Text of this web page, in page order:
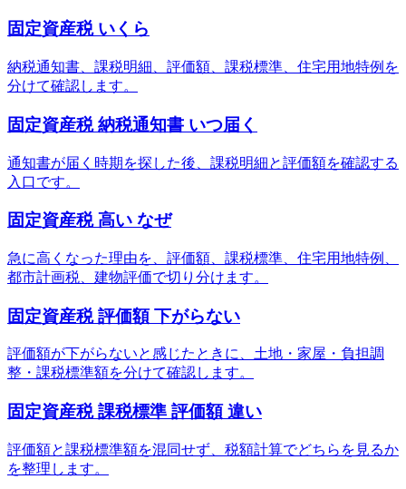
固定資産税 いくら
納税通知書、課税明細、評価額、課税標準、住宅用地特例を
分けて確認します。
固定資産税 納税通知書 いつ届く
通知書が届く時期を探した後、課税明細と評価額を確認する
入口です。
固定資産税 高い なぜ
急に高くなった理由を、評価額、課税標準、住宅用地特例、
都市計画税、建物評価で切り分けます。
固定資産税 評価額 下がらない
評価額が下がらないと感じたときに、土地・家屋・負担調
整・課税標準額を分けて確認します。
固定資産税 課税標準 評価額 違い
評価額と課税標準額を混同せず、税額計算でどちらを見るか
を整理します。